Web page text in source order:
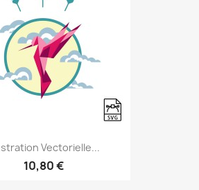
Vectorielle...
10,80 €